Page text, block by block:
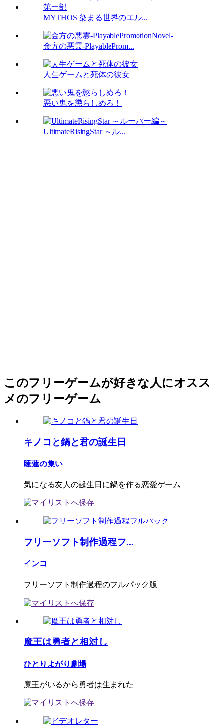
MYTHOS 染まる世界のエル...
金方の悪霊-PlayableProm...
人生ゲームと死体の彼女
悪い鬼を懲らしめろ！
UltimateRisingStar ～ル...
このフリーゲームが好きな人にオスス
メのフリーゲーム
キノコと鍋と君の誕生日
睡蓮の集い
気になる友人の誕生日に鍋を作る恋愛ゲーム
フリーソフト制作過程フ...
インコ
フリーソフト制作過程のフルパック版
魔王は勇者と相対し
ひとりよがり劇場
魔王がいるから勇者は生まれた